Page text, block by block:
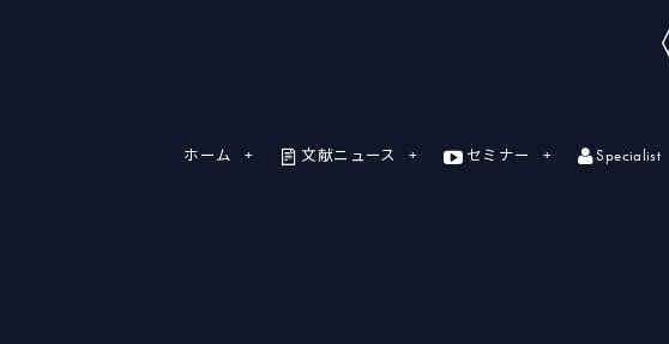
ホーム 文献ニュース セミナー Specialist